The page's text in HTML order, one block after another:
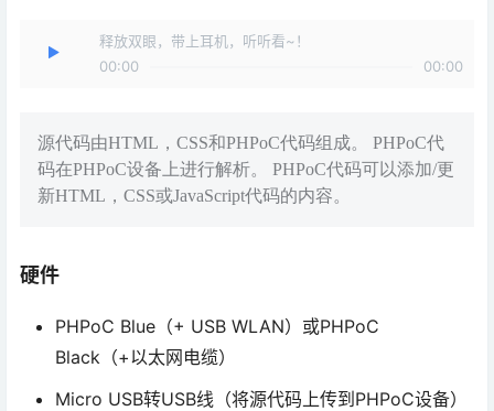
释放双眼，带上耳机，听听看~！
00:00
00:00
源代码由HTML，CSS和PHPoC代码组成。 PHPoC代
码在PHPoC设备上进行解析。 PHPoC代码可以添加/更
新HTML，CSS或JavaScript代码的内容。
硬件
PHPoC Blue（+ USB WLAN）或PHPoC
Black（+以太网电缆）
Micro USB转USB线（将源代码上传到PHPoC设备）